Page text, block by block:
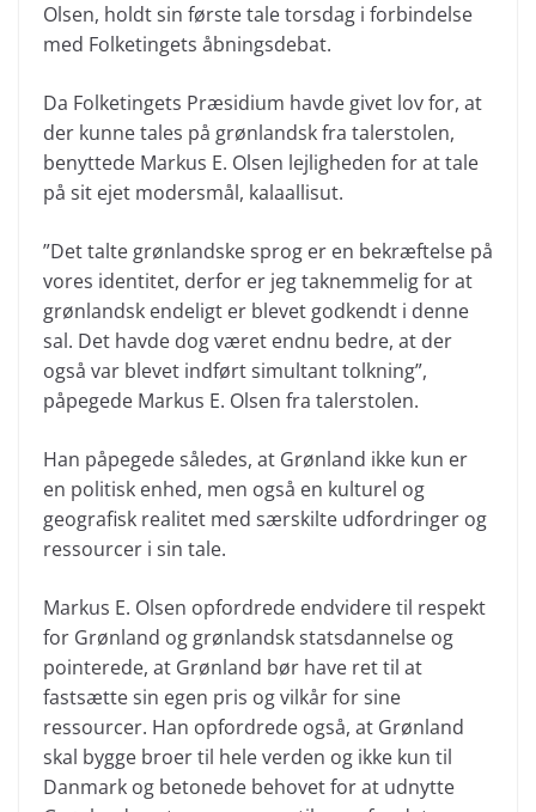
Olsen, holdt sin første tale torsdag i forbindelse
med Folketingets åbningsdebat.
Da Folketingets Præsidium havde givet lov for, at
der kunne tales på grønlandsk fra talerstolen,
benyttede Markus E. Olsen lejligheden for at tale
på sit ejet modersmål, kalaallisut.
”Det talte grønlandske sprog er en bekræftelse på
vores identitet, derfor er jeg taknemmelig for at
grønlandsk endeligt er blevet godkendt i denne
sal. Det havde dog været endnu bedre, at der
også var blevet indført simultant tolkning”,
påpegede Markus E. Olsen fra talerstolen.
Han påpegede således, at Grønland ikke kun er
en politisk enhed, men også en kulturel og
geografisk realitet med særskilte udfordringer og
ressourcer i sin tale.
Markus E. Olsen opfordrede endvidere til respekt
for Grønland og grønlandsk statsdannelse og
pointerede, at Grønland bør have ret til at
fastsætte sin egen pris og vilkår for sine
ressourcer. Han opfordrede også, at Grønland
skal bygge broer til hele verden og ikke kun til
Danmark og betonede behovet for at udnytte